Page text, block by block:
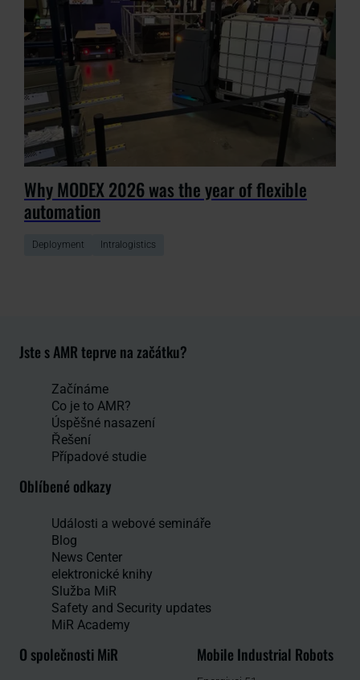
Why MODEX 2026 was the year of flexible
automation
Deployment Intralogistics
Jste s AMR teprve na začátku?
Začínáme
Co je to AMR?
Úspěšné nasazení
Řešení
Případové studie
Oblíbené odkazy
Události a webové semináře
Blog
News Center
elektronické knihy
Služba MiR
Safety and Security updates
MiR Academy
O společnosti MiR Mobile Industrial Robots